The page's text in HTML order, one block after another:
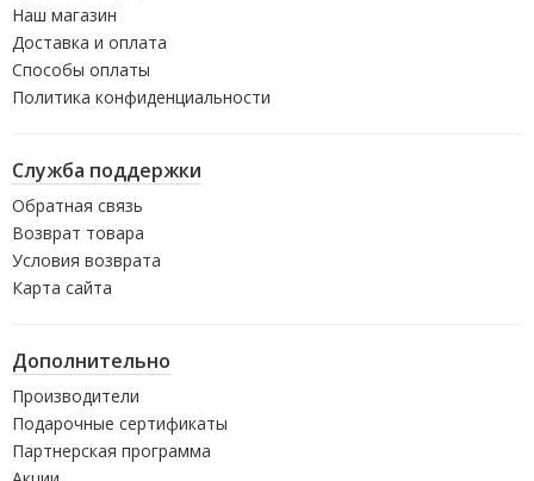
Наш магазин
Доставка и оплата
Способы оплаты
Политика конфиденциальности
Служба поддержки
Обратная связь
Возврат товара
Условия возврата
Карта сайта
Дополнительно
Производители
Подарочные сертификаты
Партнерская программа